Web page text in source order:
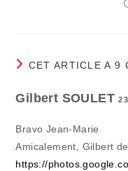
CET ARTICLE A 9
Gilbert SOULET
Bravo Jean-Marie
Amicalement, Gilbert
https://